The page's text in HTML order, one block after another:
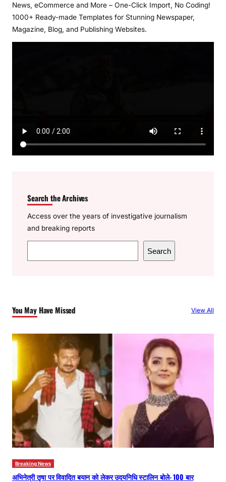
News, eCommerce and More – One-Click Import, No Coding!
1000+ Ready-made Templates for Stunning Newspaper,
Magazine, Blog, and Publishing Websites.
Search the Archives
Access over the years of investigative journalism
and breaking reports
e
h
Search
You May Have Missed View All
Breaking News
अभिनेत्री तृषा पर विवादित बयान को लेकर उदयनिधि स्टालिन बोले- 100 बार